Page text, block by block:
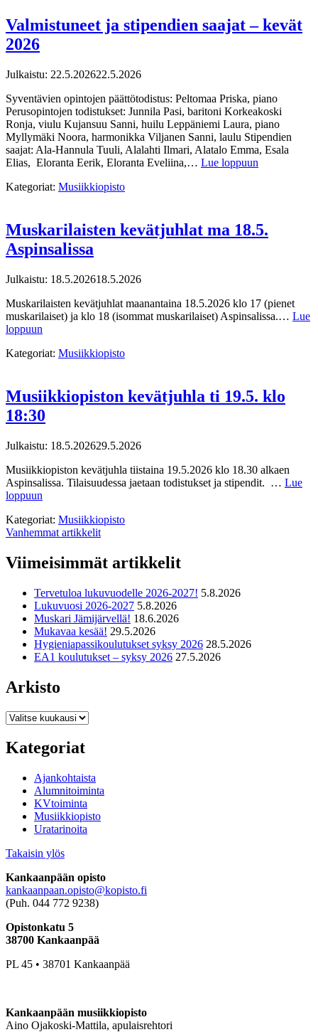
Valmistuneet ja stipendien saajat – kevät
2026
Julkaistu: 22.5.202622.5.2026
Syventävien opintojen päättötodistus: Peltomaa Priska, piano
Perusopintojen todistukset: Junnila Pasi, baritoni Korkeakoski
Ronja, viulu Kujansuu Sanni, huilu Leppäniemi Laura, piano
Myllymäki Noora, harmonikka Viljanen Sanni, laulu Stipendien
saajat: Ala-Hannula Tuuli, Alalahti Ilmari, Alatalo Emma, Esala
Elias, Eloranta Eerik, Eloranta Eveliina,… Lue loppuun
Kategoriat: Musiikkiopisto
Muskarilaisten kevätjuhlat ma 18.5.
Aspinsalissa
Julkaistu: 18.5.202618.5.2026
Muskarilaisten kevätjuhlat maanantaina 18.5.2026 klo 17 (pienet
muskarilaiset) ja klo 18 (isommat muskarilaiset) Aspinsalissa.… Lue
loppuun
Kategoriat: Musiikkiopisto
Musiikkiopiston kevätjuhla ti 19.5. klo
18:30
Julkaistu: 18.5.202629.5.2026
Musiikkiopiston kevätjuhla tiistaina 19.5.2026 klo 18.30 alkaen
Aspinsalissa. Tilaisuudessa jaetaan todistukset ja stipendit. … Lue
loppuun
Kategoriat: Musiikkiopisto
Artikkelien
selaus
Vanhemmat artikkelit
Viimeisimmät artikkelit
Tervetuloa lukuvuodelle 2026-2027! 5.8.2026
Lukuvuosi 2026-2027 5.8.2026
Muskari Jämijärvellä! 18.6.2026
Mukavaa kesää! 29.5.2026
Hygieniapassikoulutukset syksy 2026 28.5.2026
EA1 koulutukset – syksy 2026 27.5.2026
Arkisto
Arkisto
Kategoriat
Ajankohtaista
Alumnitoiminta
KVtoiminta
Musiikkiopisto
Uratarinoita
Takaisin ylös
Kankaanpään opisto
kankaanpaan.opisto@kopisto.fi
(Puh. 044 772 9238)
Opistonkatu 5
38700 Kankaanpää
PL 45 • 38701 Kankaanpää
Kankaanpään musiikkiopisto
Aino Ojakoski-Mattila, apulaisrehtori